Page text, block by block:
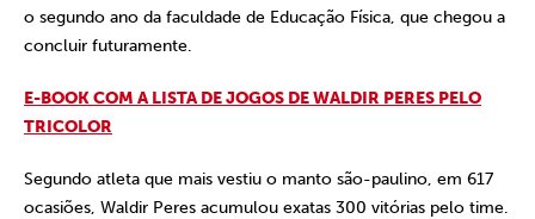
o segundo ano da faculdade de Educação Física, que chegou a
concluir futuramente.
E-BOOK COM A LISTA DE JOGOS DE WALDIR PERES PELO
TRICOLOR
Segundo atleta que mais vestiu o manto são-paulino, em 617
ocasiões, Waldir Peres acumulou exatas 300 vitórias pelo time.